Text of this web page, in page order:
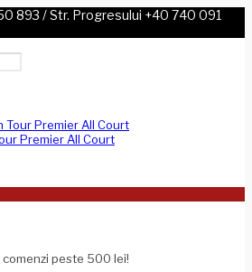
893 / Str. Progresului +40 740 091
Premier All Court
peste 500 lei!